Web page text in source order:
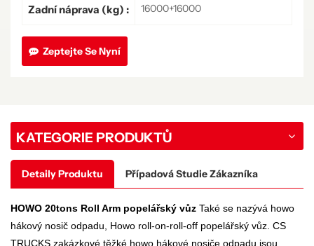
Zadní náprava (kg) : 16000+16000
Zeptejte Se Nyní
KATEGORIE PRODUKTŮ
Detaily Produktu Případová Studie Zákazníka
HOWO 20tons Roll Arm popelářský vůz Také se nazývá howo
hákový nosič odpadu, Howo roll-on-roll-off popelářský vůz. CS
TRUCKS zakázkové těžké howo hákové nosiče odpadu jsou